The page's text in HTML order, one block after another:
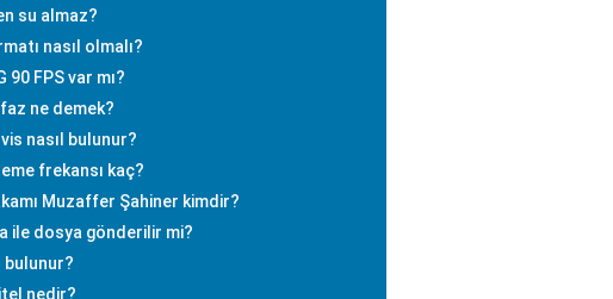
su almaz?
nasıl olmalı?
90 FPS var mı?
ne demek?
nasıl bulunur?
frekansı kaç?
Muzaffer Şahiner kimdir?
ile dosya gönderilir mi?
bulunur?
nedir?